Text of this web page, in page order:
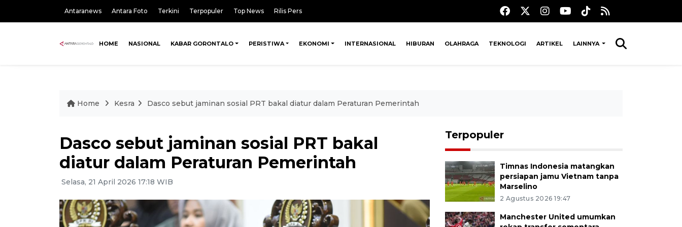
Antaranews Antara Foto Terkini Terpopuler Top News Rilis Pers
HOME NASIONAL KABAR GORONTALO PERISTIWA EKONOMI INTERNASIONAL HIBURAN OLAHRAGA TEKNOLOGI ARTIKEL LAINNYA
Home Kesra Dasco sebut jaminan sosial PRT bakal diatur dalam Peraturan Pemerintah
Dasco sebut jaminan sosial PRT bakal
diatur dalam Peraturan Pemerintah
Selasa, 21 April 2026 17:18 WIB
Terpopuler
Timnas Indonesia matangkan
persiapan jamu Vietnam tanpa
Marselino
2 Agustus 2026 19:47
Manchester United umumkan